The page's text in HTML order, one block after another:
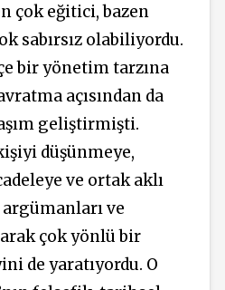
çok eğitici, bazen
sabırsız olabiliyordu.
bir yönetim tarzına
açısından da
geliştirmişti.
düşünmeye,
ve ortak aklı
ve
çok yönlü bir
de yaratıyordu. O